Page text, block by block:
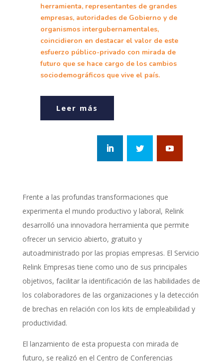
herramienta, representantes de grandes
empresas, autoridades de Gobierno y de
organismos intergubernamentales,
coincidieron en destacar el valor de este
esfuerzo público-privado con mirada de
futuro que se hace cargo de los cambios
sociodemográficos que vive el país.
Leer más
Frente a las profundas transformaciones que
experimenta el mundo productivo y laboral, Relink
desarrolló una innovadora herramienta que permite
ofrecer un servicio abierto, gratuito y
autoadministrado por las propias empresas. El Servicio
Relink Empresas tiene como uno de sus principales
objetivos, facilitar la identificación de las habilidades de
los colaboradores de las organizaciones y la detección
de brechas en relación con los kits de empleabilidad y
productividad.
El lanzamiento de esta propuesta con mirada de
futuro, se realizó en el Centro de Conferencias